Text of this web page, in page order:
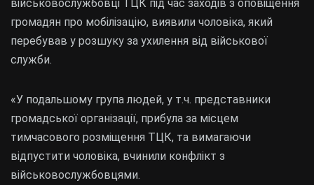
військовослужбовці ТЦК під час заходів з оповіщення
громадян про мобілізацію, виявили чоловіка, який
перебував у розшуку за ухилення від військової
служби.
«У подальшому група людей, у т.ч. представники
громадської організації, прибула за місцем
тимчасового розміщення ТЦК, та вимагаючи
відпустити чоловіка, вчинили конфлікт з
військовослужбовцями.